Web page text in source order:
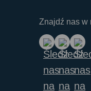
Znajdź nas w